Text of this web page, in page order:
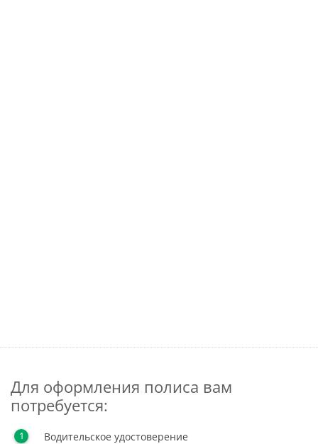
Для оформления полиса вам
потребуется:
Водительское удостоверение